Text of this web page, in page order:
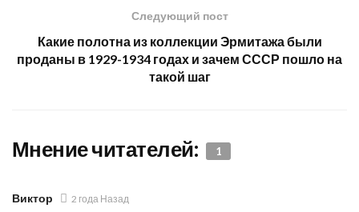
Следующий пост
Какие полотна из коллекции Эрмитажа были
проданы в 1929-1934 годах и зачем СССР пошло на
такой шаг
Мнение читателей: 1
Виктор 2 года Назад